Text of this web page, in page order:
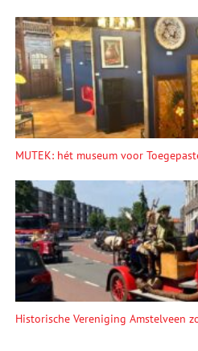
MUTEK: hét museum voor
Historische Vereniging Amstelveen